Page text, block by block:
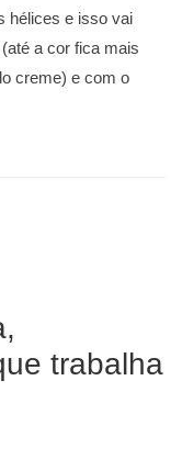
hélices e isso vai
a cor fica mais
creme) e com o
trabalha